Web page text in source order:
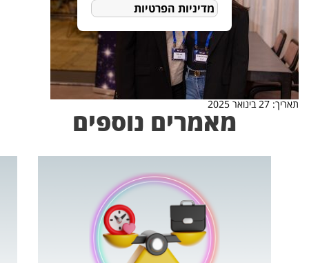
תאריך: 27 בינואר 2025
מאמרים נוספים
מדיניות הפרטיות